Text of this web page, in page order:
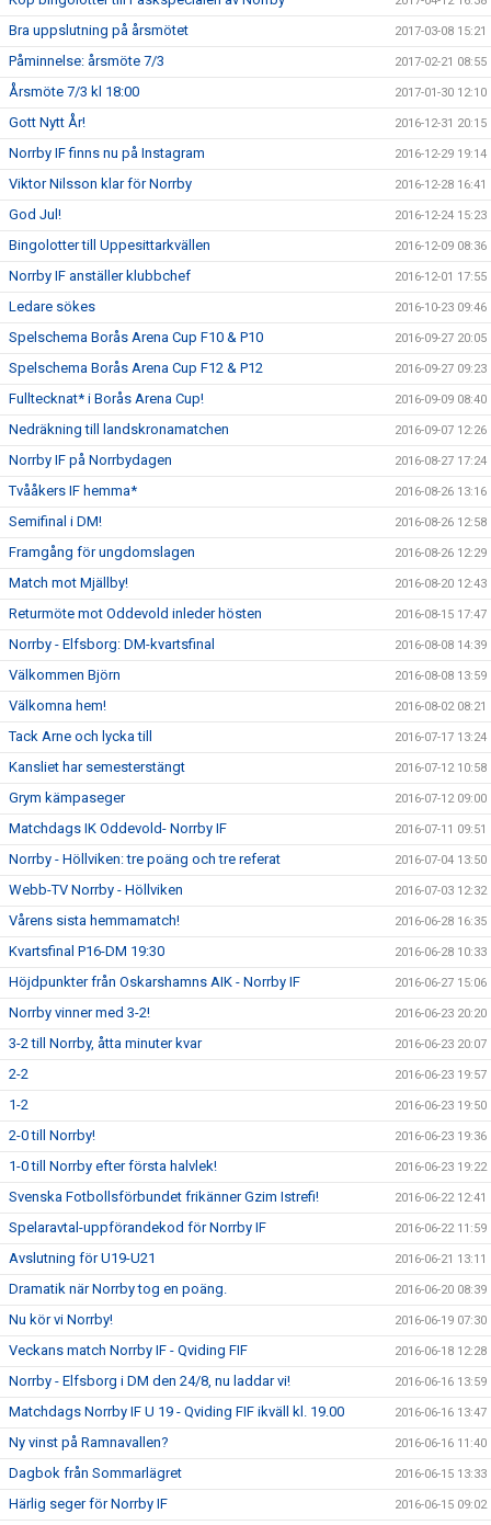
Bra uppslutning på årsmötet 2017-03-08 15:21
Påminnelse: årsmöte 7/3 2017-02-21 08:55
Årsmöte 7/3 kl 18:00 2017-01-30 12:10
Gott Nytt År! 2016-12-31 20:15
Norrby IF finns nu på Instagram 2016-12-29 19:14
Viktor Nilsson klar för Norrby 2016-12-28 16:41
God Jul! 2016-12-24 15:23
Bingolotter till Uppesittarkvällen 2016-12-09 08:36
Norrby IF anställer klubbchef 2016-12-01 17:55
Ledare sökes 2016-10-23 09:46
Spelschema Borås Arena Cup F10 & P10 2016-09-27 20:05
Spelschema Borås Arena Cup F12 & P12 2016-09-27 09:23
Fulltecknat* i Borås Arena Cup! 2016-09-09 08:40
Nedräkning till landskronamatchen 2016-09-07 12:26
Norrby IF på Norrbydagen 2016-08-27 17:24
Tvååkers IF hemma* 2016-08-26 13:16
Semifinal i DM! 2016-08-26 12:58
Framgång för ungdomslagen 2016-08-26 12:29
Match mot Mjällby! 2016-08-20 12:43
Returmöte mot Oddevold inleder hösten 2016-08-15 17:47
Norrby - Elfsborg: DM-kvartsfinal 2016-08-08 14:39
Välkommen Björn 2016-08-08 13:59
Välkomna hem! 2016-08-02 08:21
Tack Arne och lycka till 2016-07-17 13:24
Kansliet har semesterstängt 2016-07-12 10:58
Grym kämpaseger 2016-07-12 09:00
Matchdags IK Oddevold- Norrby IF 2016-07-11 09:51
Norrby - Höllviken: tre poäng och tre referat 2016-07-04 13:50
Webb-TV Norrby - Höllviken 2016-07-03 12:32
Vårens sista hemmamatch! 2016-06-28 16:35
Kvartsfinal P16-DM 19:30 2016-06-28 10:33
Höjdpunkter från Oskarshamns AIK - Norrby IF 2016-06-27 15:06
Norrby vinner med 3-2! 2016-06-23 20:20
3-2 till Norrby, åtta minuter kvar 2016-06-23 20:07
2-2 2016-06-23 19:57
1-2 2016-06-23 19:50
2-0 till Norrby! 2016-06-23 19:36
1-0 till Norrby efter första halvlek! 2016-06-23 19:22
Svenska Fotbollsförbundet frikänner Gzim Istrefi! 2016-06-22 12:41
Spelaravtal-uppförandekod för Norrby IF 2016-06-22 11:59
Avslutning för U19-U21 2016-06-21 13:11
Dramatik när Norrby tog en poäng. 2016-06-20 08:39
Nu kör vi Norrby! 2016-06-19 07:30
Veckans match Norrby IF - Qviding FIF 2016-06-18 12:28
Norrby - Elfsborg i DM den 24/8, nu laddar vi! 2016-06-16 13:59
Matchdags Norrby IF U 19 - Qviding FIF ikväll kl. 19.00 2016-06-16 13:47
Ny vinst på Ramnavallen? 2016-06-16 11:40
Dagbok från Sommarlägret 2016-06-15 13:33
Härlig seger för Norrby IF 2016-06-15 09:02